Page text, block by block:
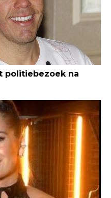
politiebezoek na